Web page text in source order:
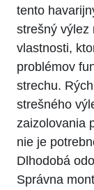
tento
strešný výlez
vlastnosti,
problémov
strechu.
strešného
zaizolovania
nie je
Dlhodobá
Správna